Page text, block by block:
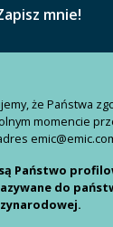
że Państwa
momencie
Państwo
do